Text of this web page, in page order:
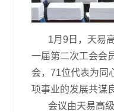
1月9日，天易高
一届第二次工会会
会，71位代表为同
项事业的发展共谋
会议由天易高级